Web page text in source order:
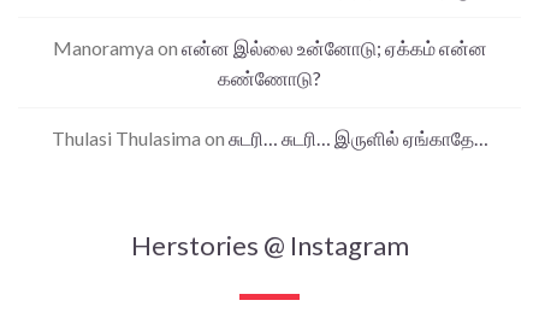
Manoramya on என்ன இல்லை உன்னோடு; ஏக்கம் என்ன
கண்ணோடு?
Thulasi Thulasima on சுடரி… சுடரி… இருளில் ஏங்காதே…
Herstories @ Instagram